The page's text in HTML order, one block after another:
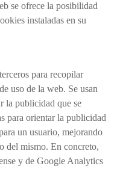
se ofrece la posibilidad
instaladas en su
para recopilar
uso de la web. Se usan
la publicidad que se
para orientar la publicidad
un usuario, mejorando
del mismo. En concreto,
y de Google Analytics